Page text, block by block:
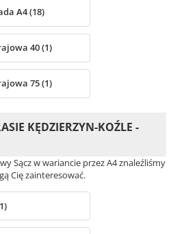
A4 (18)
40 (1)
75 (1)
KĘDZIERZYN-KOŹLE -
Sącz w wariancie przez A4 znaleźliśmy
Cię zainteresować.